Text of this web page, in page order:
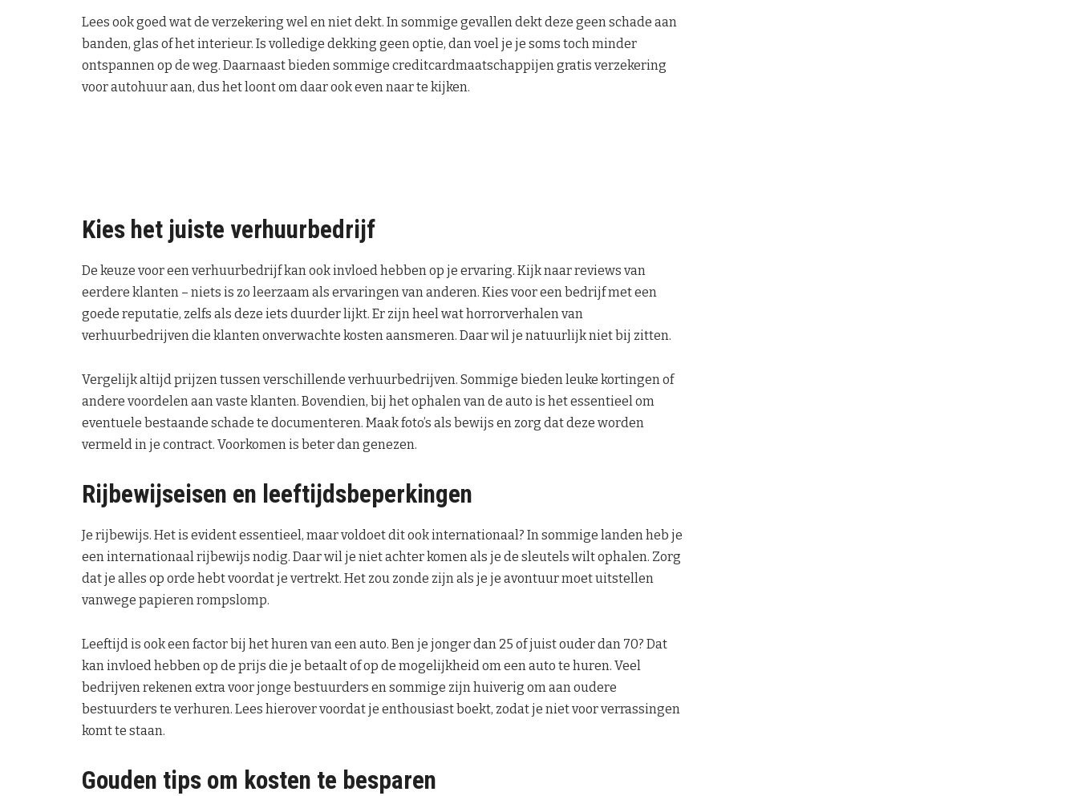
Lees ook goed wat de verzekering wel en niet dekt. In sommige gevallen dekt deze geen schade aan
banden, glas of het interieur. Is volledige dekking geen optie, dan voel je je soms toch minder
ontspannen op de weg. Daarnaast bieden sommige creditcardmaatschappijen gratis verzekering
voor autohuur aan, dus het loont om daar ook even naar te kijken.
Kies het juiste verhuurbedrijf
De keuze voor een verhuurbedrijf kan ook invloed hebben op je ervaring. Kijk naar reviews van
eerdere klanten – niets is zo leerzaam als ervaringen van anderen. Kies voor een bedrijf met een
goede reputatie, zelfs als deze iets duurder lijkt. Er zijn heel wat horrorverhalen van
verhuurbedrijven die klanten onverwachte kosten aansmeren. Daar wil je natuurlijk niet bij zitten.
Vergelijk altijd prijzen tussen verschillende verhuurbedrijven. Sommige bieden leuke kortingen of
andere voordelen aan vaste klanten. Bovendien, bij het ophalen van de auto is het essentieel om
eventuele bestaande schade te documenteren. Maak foto’s als bewijs en zorg dat deze worden
vermeld in je contract. Voorkomen is beter dan genezen.
Rijbewijseisen en leeftijdsbeperkingen
Je rijbewijs. Het is evident essentieel, maar voldoet dit ook internationaal? In sommige landen heb je
een internationaal rijbewijs nodig. Daar wil je niet achter komen als je de sleutels wilt ophalen. Zorg
dat je alles op orde hebt voordat je vertrekt. Het zou zonde zijn als je je avontuur moet uitstellen
vanwege papieren rompslomp.
Leeftijd is ook een factor bij het huren van een auto. Ben je jonger dan 25 of juist ouder dan 70? Dat
kan invloed hebben op de prijs die je betaalt of op de mogelijkheid om een auto te huren. Veel
bedrijven rekenen extra voor jonge bestuurders en sommige zijn huiverig om aan oudere
bestuurders te verhuren. Lees hierover voordat je enthousiast boekt, zodat je niet voor verrassingen
komt te staan.
Gouden tips om kosten te besparen